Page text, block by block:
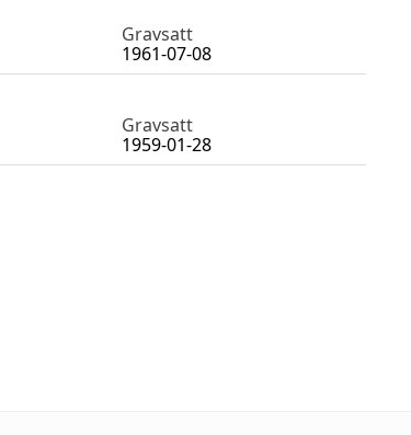
Gravsatt
1961-07-08
Gravsatt
1959-01-28